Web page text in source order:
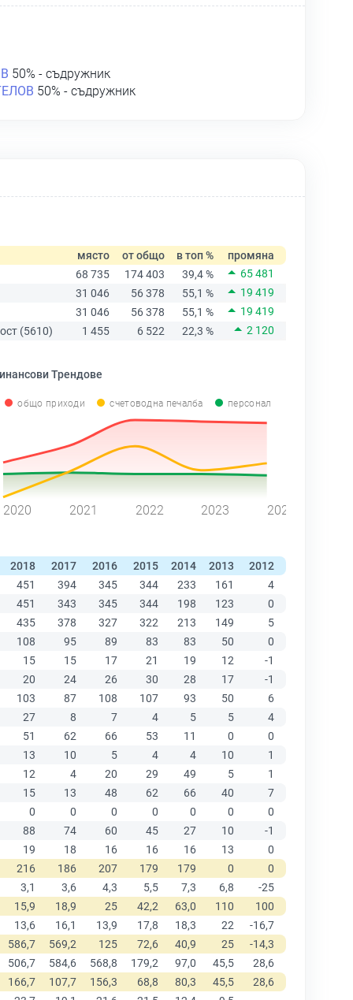
50% - съдружник
50% - съдружник
място от общо в топ %
промяна
68 735
174 403 39,4 %
65 481
31 046
56 378 55,1 %
19 419
31 046
56 378 55,1 %
19 419
(5610)
1 455 6 522 22,3 % 2 120
Трендове
общо приходи счетоводна печалба персонал
2020 2021 2022 2023 2024
2018 2017 2016 2015 2014 2013 2012